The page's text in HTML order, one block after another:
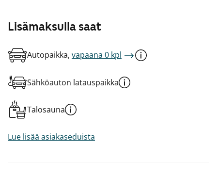
Lisämaksulla saat
Autopaikka, vapaana 0 kpl
Sähköauton latauspaikka
Talosauna
Lue lisää asiakaseduista